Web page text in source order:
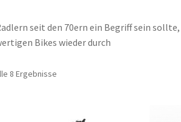
seit den 70ern ein Begriff sein
Bikes wieder durch
8 Ergebnisse